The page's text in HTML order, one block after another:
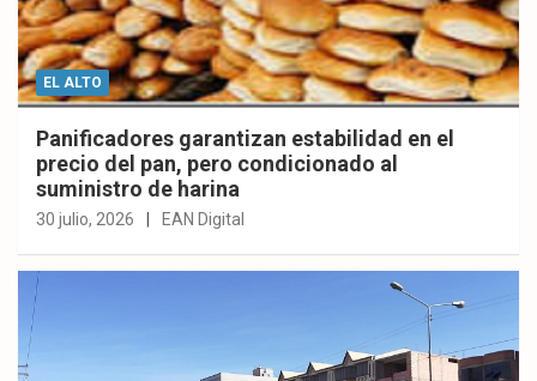
EL ALTO
Panificadores garantizan estabilidad en el
precio del pan, pero condicionado al
suministro de harina
30 julio, 2026 EAN Digital